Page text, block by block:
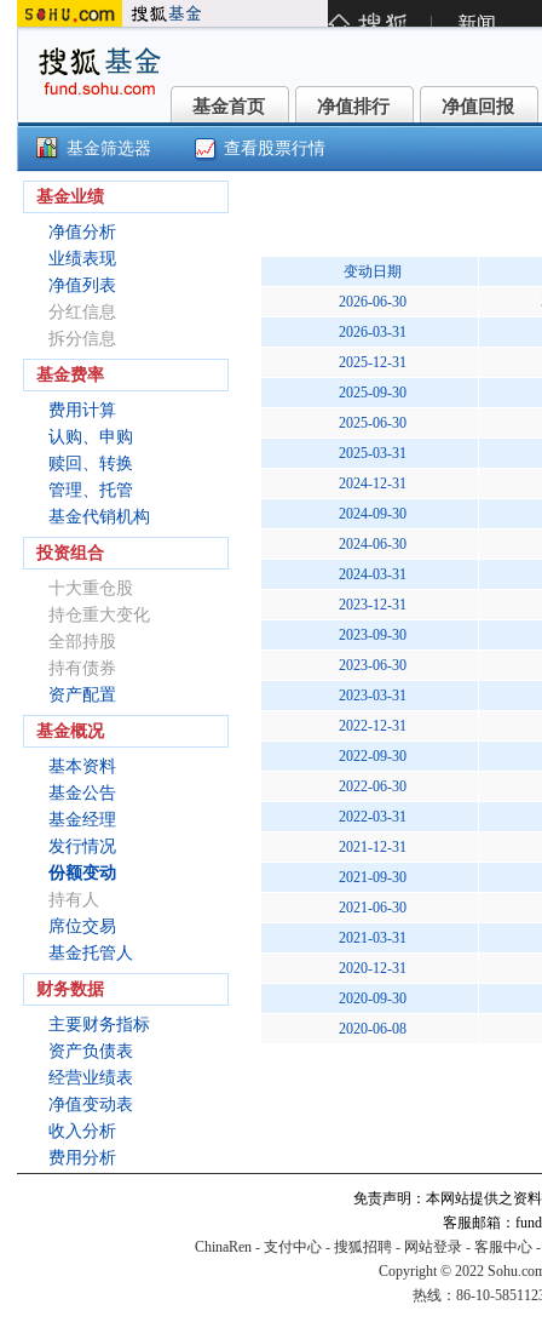
基金首页
基金首页 净值排行
净值排行 净值回报
净值回报
基金筛选器 查看股票行情
基金业绩
净值分析
业绩表现
净值列表
分红信息
拆分信息
基金费率
费用计算
认购、申购
赎回、转换
管理、托管
基金代销机构
投资组合
十大重仓股
持仓重大变化
全部持股
持有债券
资产配置
基金概况
基本资料
基金公告
基金经理
发行情况
份额变动
持有人
席位交易
基金托管人
财务数据
主要财务指标
资产负债表
经营业绩表
净值变动表
收入分析
费用分析
变动日期
2026-06-30
2026-03-31
2025-12-31
2025-09-30
2025-06-30
2025-03-31
2024-12-31
2024-09-30
2024-06-30
2024-03-31
2023-12-31
2023-09-30
2023-06-30
2023-03-31
2022-12-31
2022-09-30
2022-06-30
2022-03-31
2021-12-31
2021-09-30
2021-06-30
2021-03-31
2020-12-31
2020-09-30
2020-06-08
免责声明：本网站提供之资
客服邮箱：
ChinaRen - 支付中心 - 搜狐招聘 - 网站登录 - 客服中心
Copyright © 2022
热线：86-10-